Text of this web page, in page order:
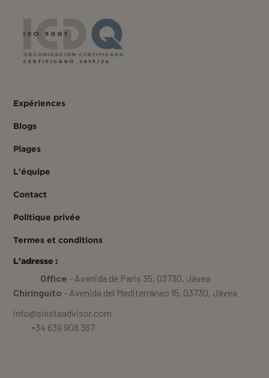
Expériences
Blogs
Plages
L'équipe
Contact
Politique privée
Termes et conditions
L'adresse :
Office - Avenida de Paris 35, 03730, Jávea
Chiringuito - Avenida del Mediterráneo 15, 03730, Jávea
info@siestaadvisor.com
+34 639 908 367